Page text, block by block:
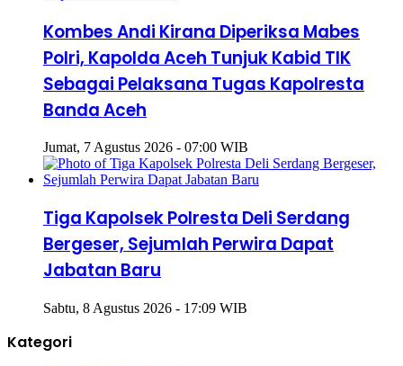
Kombes Andi Kirana Diperiksa Mabes
Polri, Kapolda Aceh Tunjuk Kabid TIK
Sebagai Pelaksana Tugas Kapolresta
Banda Aceh
Jumat, 7 Agustus 2026 - 07:00 WIB
Tiga Kapolsek Polresta Deli Serdang
Bergeser, Sejumlah Perwira Dapat
Jabatan Baru
Sabtu, 8 Agustus 2026 - 17:09 WIB
Kategori